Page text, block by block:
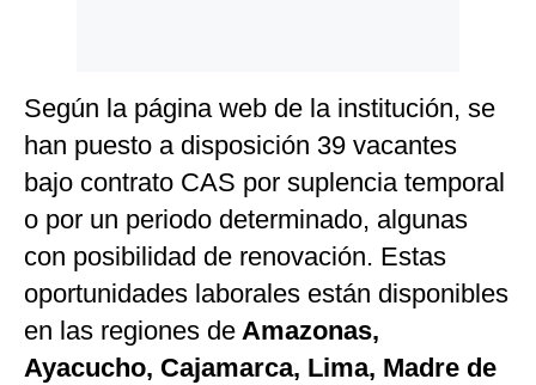
Según la página web de la institución, se
han puesto a disposición 39 vacantes
bajo contrato CAS por suplencia temporal
o por un periodo determinado, algunas
con posibilidad de renovación. Estas
oportunidades laborales están disponibles
en las regiones de Amazonas,
Ayacucho, Cajamarca, Lima, Madre de